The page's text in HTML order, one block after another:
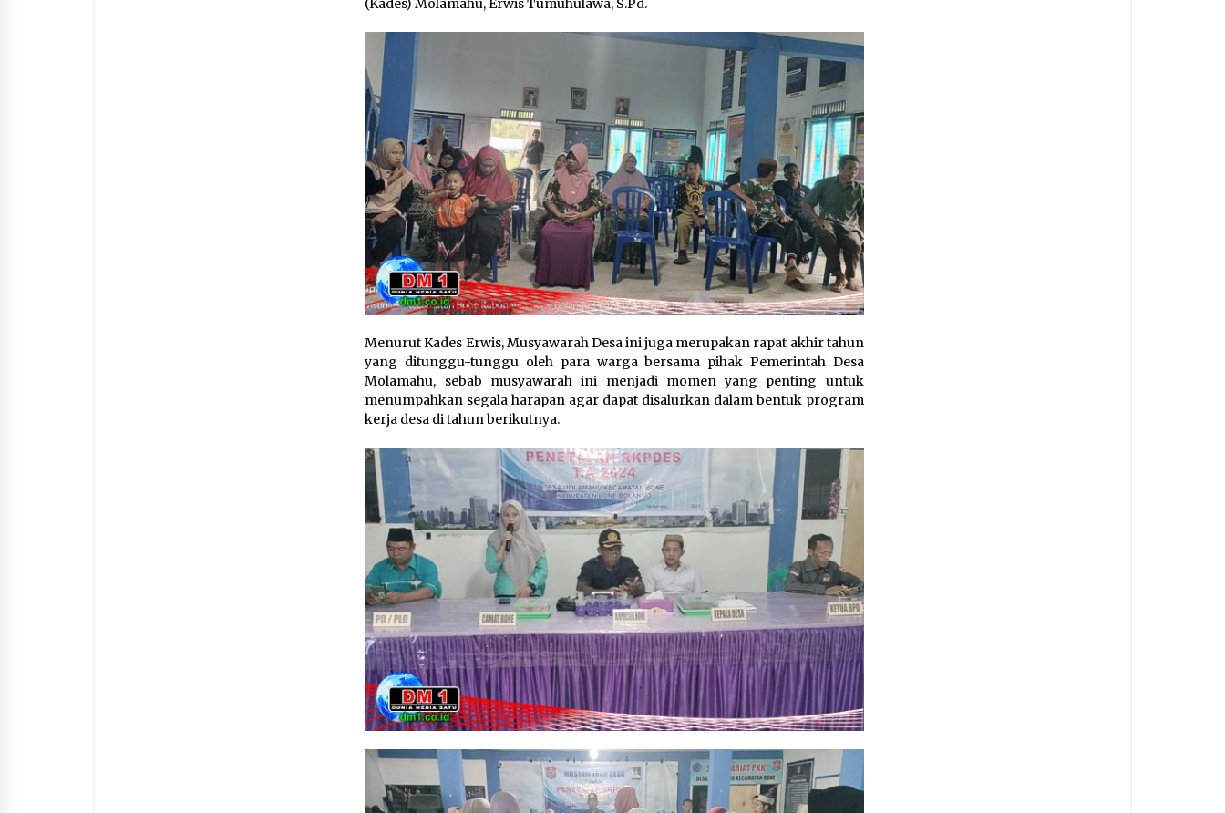
(Kades) Molamahu, Erwis Tumuhulawa, S.Pd.
Menurut Kades Erwis, Musyawarah Desa ini juga merupakan rapat akhir tahun
yang ditunggu-tunggu oleh para warga bersama pihak Pemerintah Desa
Molamahu, sebab musyawarah ini menjadi momen yang penting untuk
menumpahkan segala harapan agar dapat disalurkan dalam bentuk program
kerja desa di tahun berikutnya.